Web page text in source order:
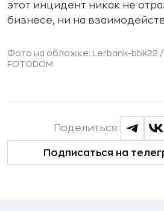
этот инцидент никак не
бизнесе, ни на
Фото на обложке: Lerbank-bbk22
FOTODOM
Подписаться на
Поделиться: